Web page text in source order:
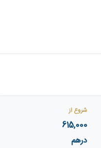
شروع از
615,000
درهم